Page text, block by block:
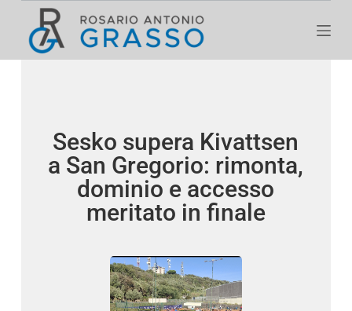
l
Sesko supera Kivattsen
a San Gregorio: rimonta,
dominio e accesso
meritato in finale